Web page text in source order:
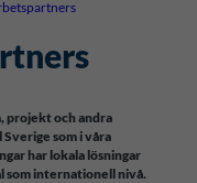
projekt och andra
som i våra
har lokala lösningar
som internationell nivå.